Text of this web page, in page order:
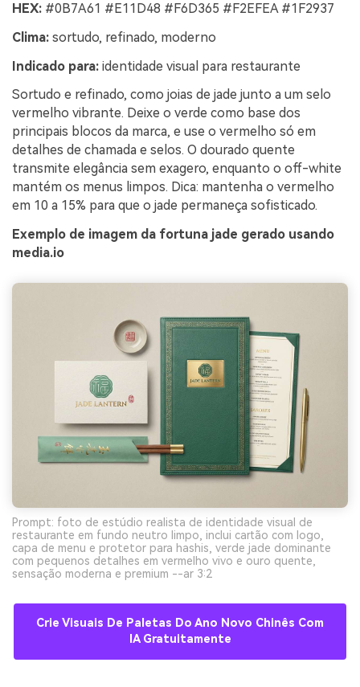
HEX: #0B7A61 #E11D48 #F6D365 #F2EFEA #1F2937
Clima: sortudo, refinado, moderno
Indicado para: identidade visual para restaurante
Sortudo e refinado, como joias de jade junto a um selo
vermelho vibrante. Deixe o verde como base dos
principais blocos da marca, e use o vermelho só em
detalhes de chamada e selos. O dourado quente
transmite elegância sem exagero, enquanto o off-white
mantém os menus limpos. Dica: mantenha o vermelho
em 10 a 15% para que o jade permaneça sofisticado.
Exemplo de imagem da fortuna jade gerado usando
media.io
Prompt: foto de estúdio realista de identidade visual de
restaurante em fundo neutro limpo, inclui cartão com logo,
capa de menu e protetor para hashis, verde jade dominante
com pequenos detalhes em vermelho vivo e ouro quente,
sensação moderna e premium --ar 3:2
Crie Visuais De Paletas Do Ano Novo Chinês Com
IA Gratuitamente